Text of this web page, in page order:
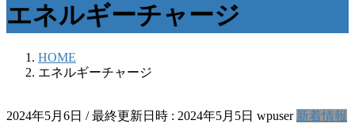
エネルギーチャージ
HOME
エネルギーチャージ
2024年5月6日 / 最終更新日時 : 2024年5月5日 wpuser 新着情報